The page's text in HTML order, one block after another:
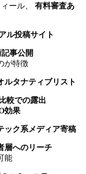
ール、 有料審査あ
ル投稿サイト
事公開
が特徴
ルタナティブリスト
較での露出
効果
ック系メディア寄稿
層へのリーチ
能